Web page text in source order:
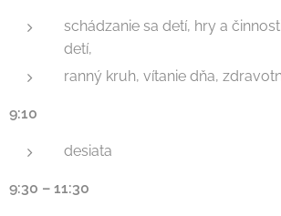
schádzanie sa detí, hry a
detí,
ranný kruh, vítanie dňa,
9:10
desiata
9:30 – 11:30